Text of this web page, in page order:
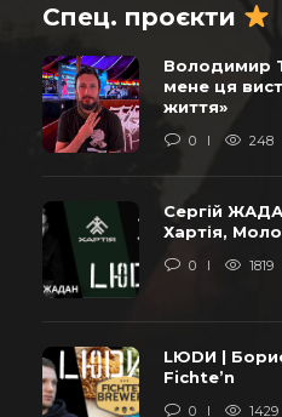
Спец. проєкти
Володимир
мене ця
життя»
0 248
Сергій
Хартія,
0 1819
LЮDИ |
Fichte’n
0 1429